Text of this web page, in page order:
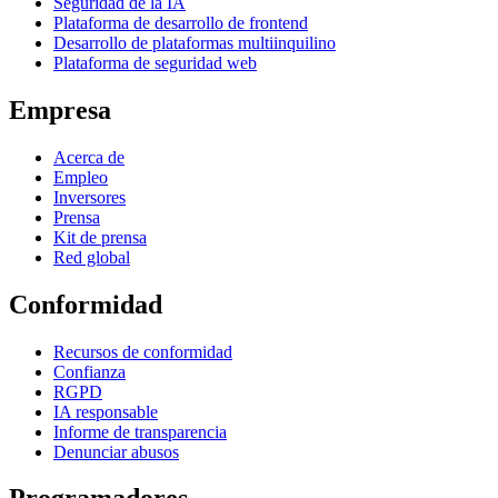
Plataforma de desarrollo de frontend
Desarrollo de plataformas multiinquilino
Plataforma de seguridad web
Empresa
Acerca de
Empleo
Inversores
Prensa
Kit de prensa
Red global
Conformidad
Recursos de conformidad
Confianza
RGPD
IA responsable
Informe de transparencia
Denunciar abusos